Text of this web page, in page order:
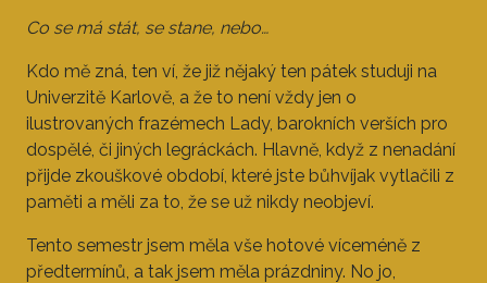
Co se má stát, se stane, nebo…
Kdo mě zná, ten ví, že již nějaký ten pátek studuji na
Univerzitě Karlově, a že to není vždy jen o
ilustrovaných frazémech Lady, barokních verších pro
dospělé, či jiných legráckách. Hlavně, když z nenadání
přijde zkouškové období, které jste bůhvíjak vytlačili z
paměti a měli za to, že se už nikdy neobjeví.
Tento semestr jsem měla vše hotové víceméně z
předtermínů, a tak jsem měla prázdniny. No jo,